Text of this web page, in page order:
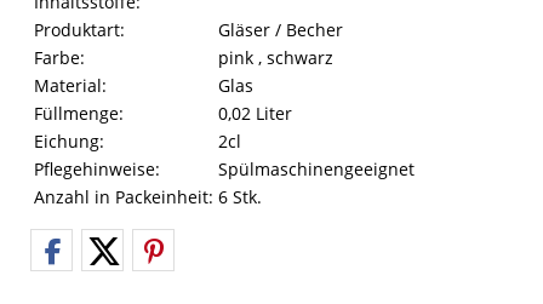
Produktart:
Gläser / Becher
Farbe:
pink , schwarz
Material:
Glas
Füllmenge:
0,02 Liter
Eichung:
2cl
Pflegehinweise:
Spülmaschinengeeignet
Anzahl in Packeinheit: 6 Stk.